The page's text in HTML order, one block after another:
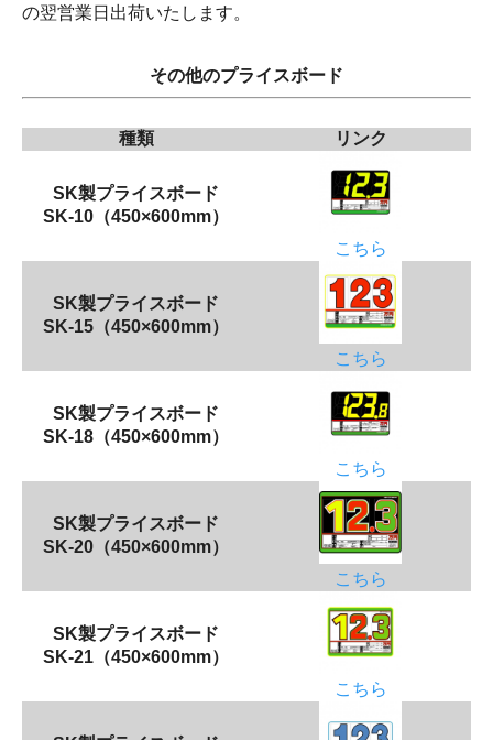
の翌営業日出荷いたします。
その他のプライスボード
種類 リンク
SK製プライスボード
SK-10（450×600mm）
こちら
SK製プライスボード
SK-15（450×600mm）
こちら
SK製プライスボード
SK-18（450×600mm）
こちら
SK製プライスボード
SK-20（450×600mm）
こちら
SK製プライスボード
SK-21（450×600mm）
こちら